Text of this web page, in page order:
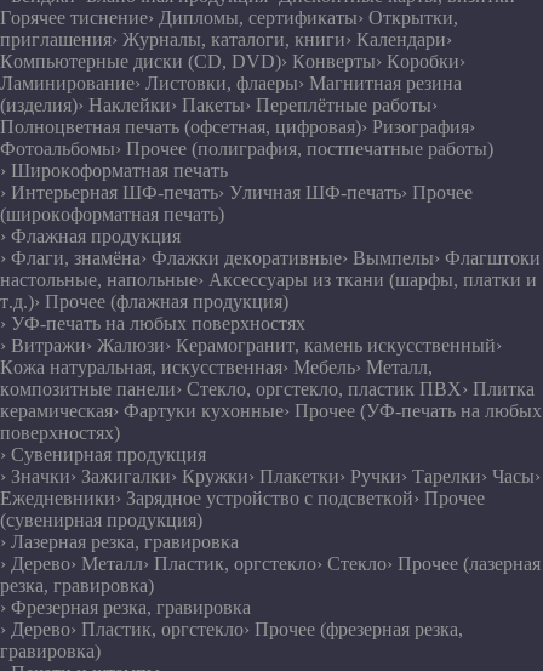
Горячее тиснение› Дипломы, сертификаты› Открытки,
приглашения› Журналы, каталоги, книги› Календари›
Компьютерные диски (CD, DVD)› Конверты› Коробки›
Ламинирование› Листовки, флаеры› Магнитная резина
(изделия)› Наклейки› Пакеты› Переплётные работы›
Полноцветная печать (офсетная, цифровая)› Ризография›
Фотоальбомы› Прочее (полиграфия, постпечатные работы)
› Широкоформатная печать
› Интерьерная ШФ-печать› Уличная ШФ-печать› Прочее
(широкоформатная печать)
› Флажная продукция
› Флаги, знамёна› Флажки декоративные› Вымпелы› Флагштоки
настольные, напольные› Аксессуары из ткани (шарфы, платки и
т.д.)› Прочее (флажная продукция)
› УФ-печать на любых поверхностях
› Витражи› Жалюзи› Керамогранит, камень искусственный›
Кожа натуральная, искусственная› Мебель› Металл,
композитные панели› Стекло, оргстекло, пластик ПВХ› Плитка
керамическая› Фартуки кухонные› Прочее (УФ-печать на любых
поверхностях)
› Сувенирная продукция
› Значки› Зажигалки› Кружки› Плакетки› Ручки› Тарелки› Часы›
Ежедневники› Зарядное устройство с подсветкой› Прочее
(сувенирная продукция)
› Лазерная резка, гравировка
› Дерево› Металл› Пластик, оргстекло› Стекло› Прочее (лазерная
резка, гравировка)
› Фрезерная резка, гравировка
› Дерево› Пластик, оргстекло› Прочее (фрезерная резка,
гравировка)